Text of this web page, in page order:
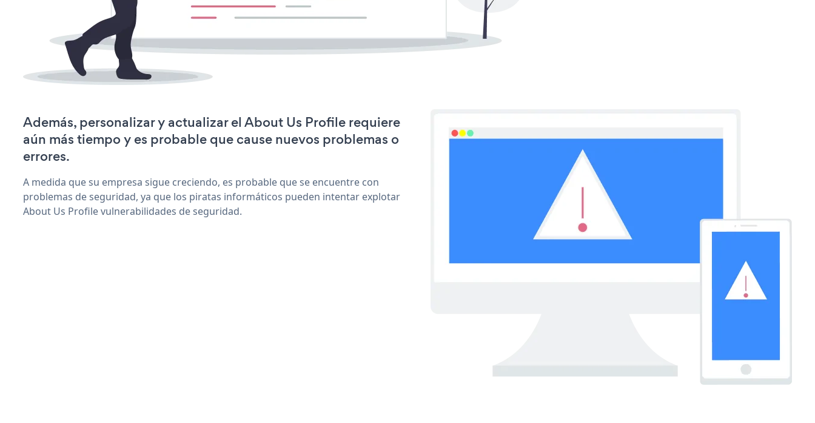
Además, personalizar y actualizar el About Us Profile requiere
aún más tiempo y es probable que cause nuevos problemas o
errores.
A medida que su empresa sigue creciendo, es probable que se encuentre con
problemas de seguridad, ya que los piratas informáticos pueden intentar explotar
About Us Profile vulnerabilidades de seguridad.